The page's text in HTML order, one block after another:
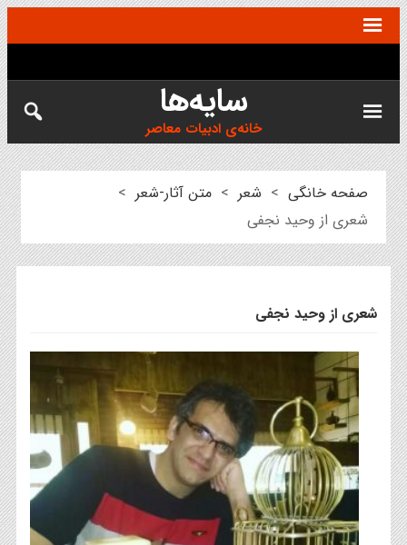
سایه‌ها
خانه‌ی ادبیات معاصر
صفحه خانگی > شعر > متن آثار-شعر >
شعری از وحید نجفی
شعری از وحید نجفی